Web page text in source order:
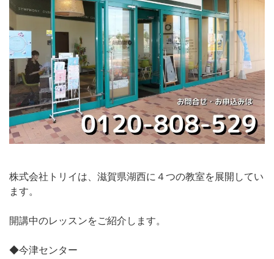
株式会社トリイは、滋賀県湖西に４つの教室を展開してい
ます。
開講中のレッスンをご紹介します。
◆今津センター